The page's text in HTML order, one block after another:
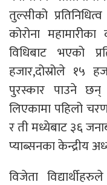
तुल्सीको
कोरोना
विधिबाट भएको
हजार,दोस्रोले १५
पुरस्कार पाउने
लिएकामा पहिलो
र ती मध्येबाट ३६
प्याब्सनका केन्द्रीय
विजेता